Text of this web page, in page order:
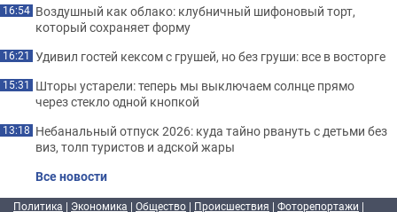
16:54 Воздушный как облако: клубничный шифоновый торт,
который сохраняет форму
16:21 Удивил гостей кексом с грушей, но без груши: все в восторге
15:31 Шторы устарели: теперь мы выключаем солнце прямо
через стекло одной кнопкой
13:18 Небанальный отпуск 2026: куда тайно рвануть с детьми без
виз, толп туристов и адской жары
Все новости
Политика | Экономика | Общество | Происшествия | Фоторепортажи |